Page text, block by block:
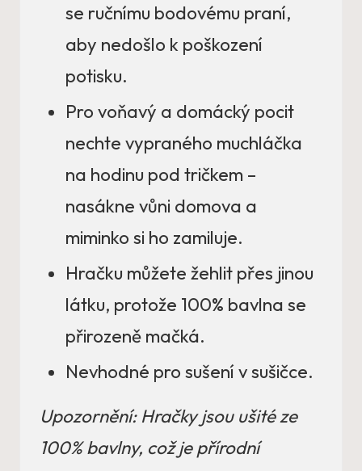
se ručnímu bodovému praní,
aby nedošlo k poškození
potisku.
Pro voňavý a domácký pocit
nechte vypraného muchláčka
na hodinu pod tričkem –
nasákne vůni domova a
miminko si ho zamiluje.
Hračku můžete žehlit přes jinou
látku, protože 100% bavlna se
přirozeně mačká.
Nevhodné pro sušení v sušičce.
Upozornění: Hračky jsou ušité ze
100% bavlny, což je přírodní